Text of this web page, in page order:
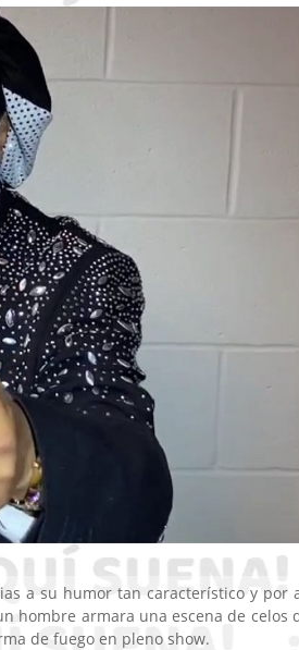
a su humor tan característico y por
hombre armara una escena de celos
de fuego en pleno show.